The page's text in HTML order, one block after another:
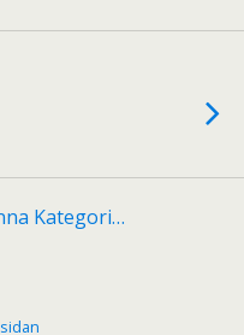
Kategori…